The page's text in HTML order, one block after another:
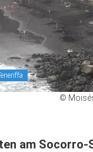
©
am Socorro-